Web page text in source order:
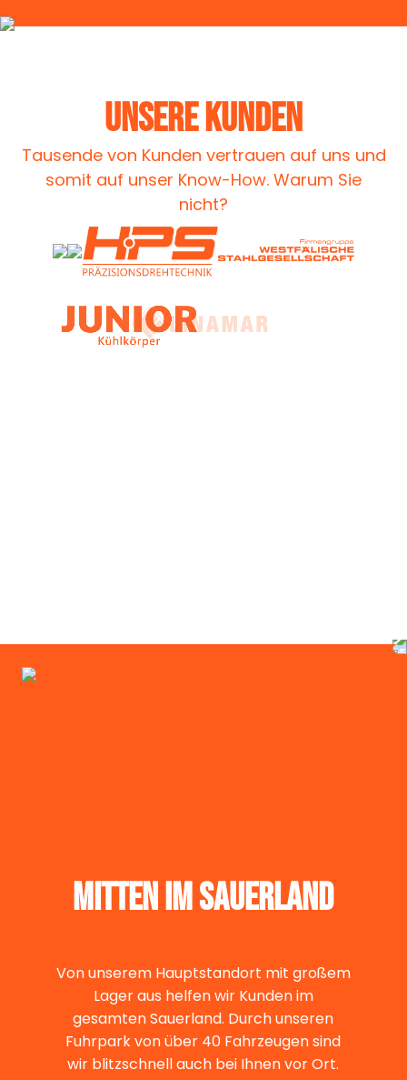
UNSERE KUNDEN
Tausende von Kunden vertrauen auf uns und
somit auf unser Know-How. Warum Sie
nicht?
Mitten im Sauerland
Von unserem Hauptstandort mit großem
Lager aus helfen wir Kunden im
gesamten Sauerland. Durch unseren
Fuhrpark von über 40 Fahrzeugen sind
wir blitzschnell auch bei Ihnen vor Ort.